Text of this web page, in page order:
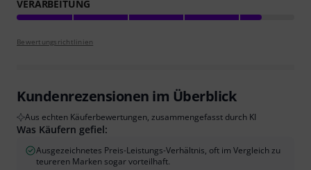
VERARBEITUNG
Bewertungsrichtlinien
Kundenrezensionen im Überblick
Aus echten Käuferbewertungen, zusammengefasst durch KI
Was Käufern gefiel:
Ausgezeichnetes Preis-Leistungs-Verhältnis, oft im Vergleich zu
teureren Marken sogar vorteilhaft.